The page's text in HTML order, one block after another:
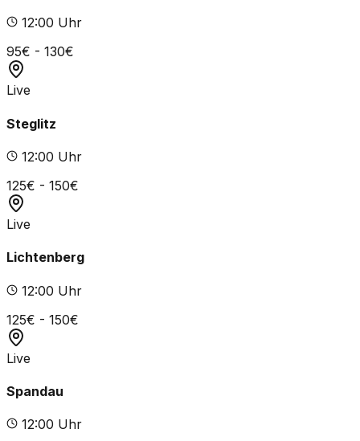
12:00 Uhr
95€ - 130€
Live
Steglitz
12:00 Uhr
125€ - 150€
Live
Lichtenberg
12:00 Uhr
125€ - 150€
Live
Spandau
12:00 Uhr